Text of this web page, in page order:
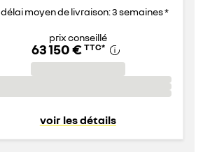
délai moyen de livraison: 3 semaines *
prix conseillé
63 150 € TTC*
voir les détails